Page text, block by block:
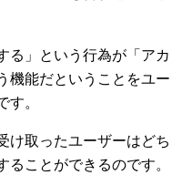
る」という行為が「アカ
機能だということをユー
。
け取ったユーザーはどち
ことができるのです。